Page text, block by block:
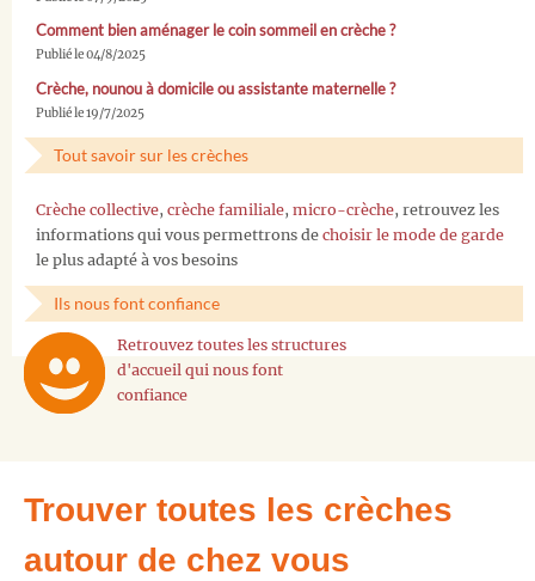
Comment bien aménager le coin sommeil en crèche ?
Publié le 04/8/2025
Crèche, nounou à domicile ou assistante maternelle ?
Publié le 19/7/2025
Tout savoir sur les crèches
Crèche collective, crèche familiale, micro-crèche, retrouvez les
informations qui vous permettrons de choisir le mode de garde
le plus adapté à vos besoins
Ils nous font confiance
Retrouvez toutes les structures
d'accueil qui nous font
confiance
Trouver toutes les crèches
autour de chez vous